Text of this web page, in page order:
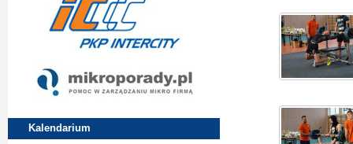
Kalendarium